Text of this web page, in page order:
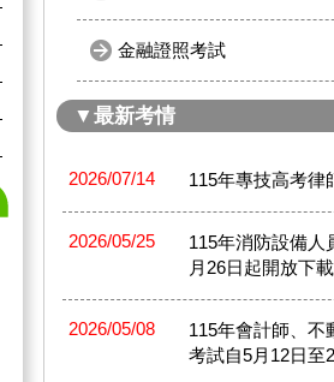
金融證照考試
▼最新考情
2026/07/14 115年專技高考律
2026/05/25
115年消防設備人
月26日起開放下
2026/05/08
115年會計師、不
考試自5月12日至